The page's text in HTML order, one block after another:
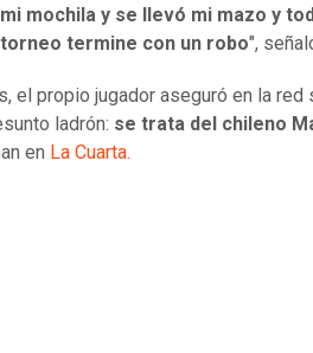
mochila y se llevó mi mazo y
termine con un robo",
el propio jugador aseguró en la red
ladrón: se trata del chileno
en La Cuarta.